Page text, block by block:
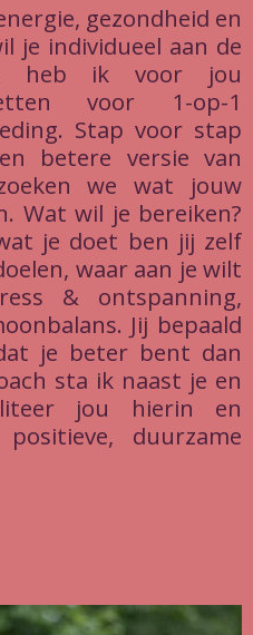
gezondheid en
je individueel aan de
heb ik voor jou
voor 1-op-1
Stap voor stap
betere versie van
we wat jouw
Wat wil je bereiken?
je doet ben jij zelf
waar aan je wilt
& ontspanning,
Jij bepaald
je beter bent dan
sta ik naast je en
jou hierin en
duurzame